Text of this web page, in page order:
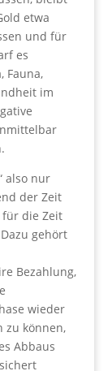
etwa
und für
es
Fauna,
im
also nur
der Zeit
die Zeit
gehört
Bezahlung,
wieder
zu können,
Abbaus